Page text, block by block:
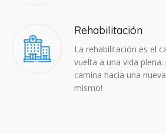
Rehabilitación
La rehabilitación es el
vuelta a una vida plena.
camina hacia una
mismo!